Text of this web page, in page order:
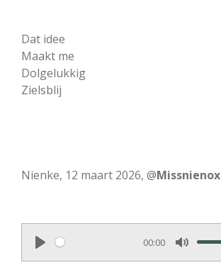
Dat idee
Maakt me
Dolgelukkig
Zielsblij
Nienke, 12 maart 2026, @Missnienox
P
00:00
M